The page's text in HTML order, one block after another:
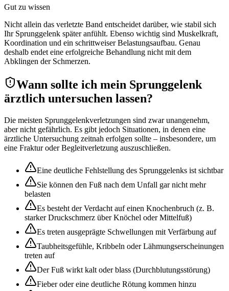
Gut zu wissen
Nicht allein das verletzte Band entscheidet darüber, wie stabil sich
Ihr Sprunggelenk später anfühlt. Ebenso wichtig sind Muskelkraft,
Koordination und ein schrittweiser Belastungsaufbau. Genau
deshalb endet eine erfolgreiche Behandlung nicht mit dem
Abklingen der Schmerzen.
Wann sollte ich mein Sprunggelenk
ärztlich untersuchen lassen?
Die meisten Sprunggelenkverletzungen sind zwar unangenehm,
aber nicht gefährlich. Es gibt jedoch Situationen, in denen eine
ärztliche Untersuchung zeitnah erfolgen sollte – insbesondere, um
eine Fraktur oder Begleitverletzung auszuschließen.
Eine deutliche Fehlstellung des Sprunggelenks ist sichtbar
Sie können den Fuß nach dem Unfall gar nicht mehr
belasten
Es besteht der Verdacht auf einen Knochenbruch (z. B.
starker Druckschmerz über Knöchel oder Mittelfuß)
Es treten ausgeprägte Schwellungen mit Verfärbung auf
Taubheitsgefühle, Kribbeln oder Lähmungserscheinungen
treten auf
Der Fuß wirkt kalt oder blass (Durchblutungsstörung)
Fieber oder eine deutliche Rötung kommen hinzu